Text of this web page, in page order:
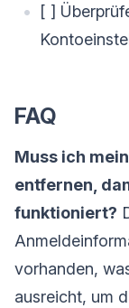
[ ]
FAQ
Muss ich
entfernen,
funktioniert?
vorhanden,
ausreicht, um